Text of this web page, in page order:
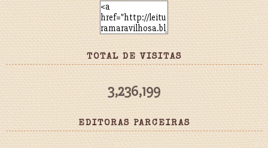
TOTAL DE VISITAS
3,236,199
EDITORAS PARCEIRAS